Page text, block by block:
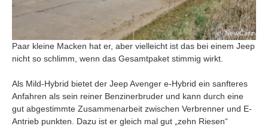
Paar kleine Macken hat er, aber vielleicht ist das bei einem Jeep
nicht so schlimm, wenn das Gesamtpaket stimmig wirkt.
Als Mild-Hybrid bietet der Jeep Avenger e-Hybrid ein sanfteres
Anfahren als sein reiner Benzinerbruder und kann durch eine
gut abgestimmte Zusammenarbeit zwischen Verbrenner und E-
Antrieb punkten. Dazu ist er gleich mal gut „zehn Riesen“